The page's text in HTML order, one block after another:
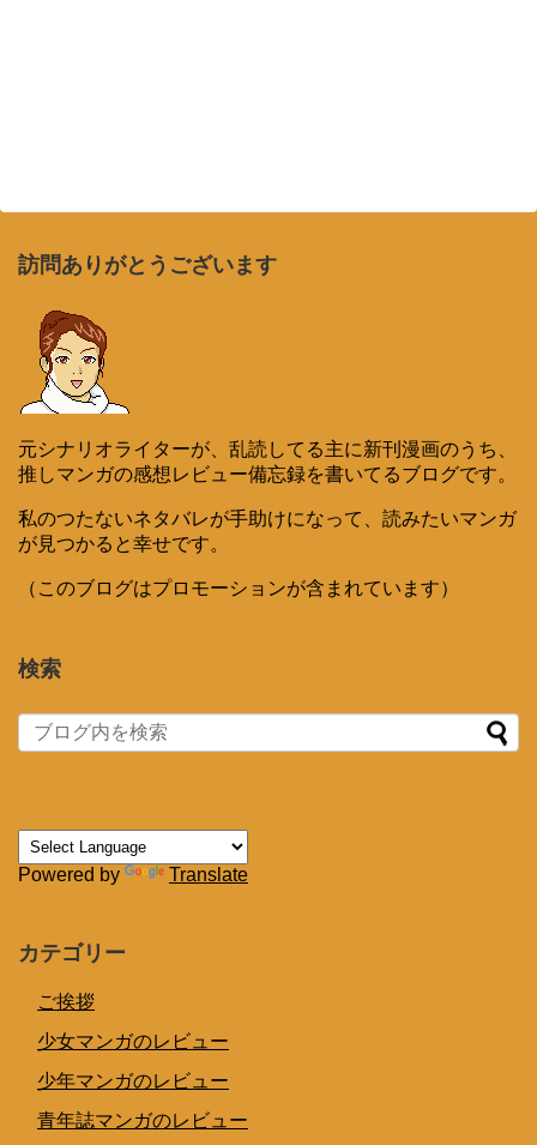
訪問ありがとうございます
元シナリオライターが、乱読してる主に新刊漫画のうち、
推しマンガの感想レビュー備忘録を書いてるブログです。
私のつたないネタバレが手助けになって、読みたいマンガ
が見つかると幸せです。
（このブログはプロモーションが含まれています）
検索
Powered by Translate
カテゴリー
ご挨拶
少女マンガのレビュー
少年マンガのレビュー
青年誌マンガのレビュー